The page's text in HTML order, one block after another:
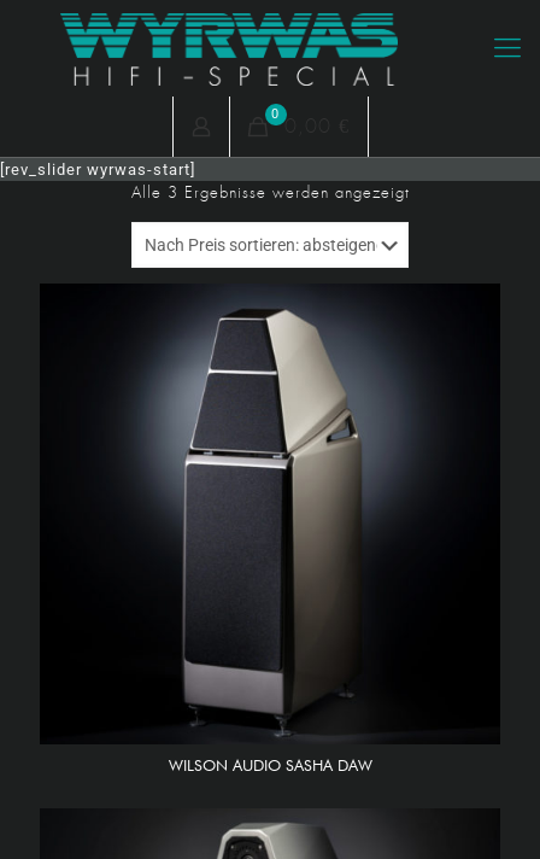
0 0,00 €
[rev_slider wyrwas-start]
Alle 3 Ergebnisse werden angezeigtNach
WILSON AUDIO SASHA DAW